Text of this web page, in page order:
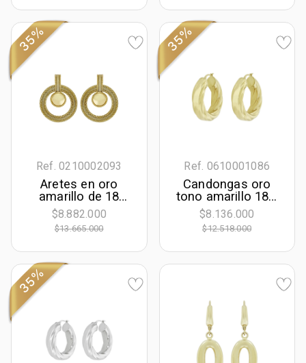
35%
Ref. 0210002093
Aretes en oro
amarillo de 18
Kilates con visos,
Figuras
geométricas
$8.882.000
$13.665.000
35%
Ref. 0610001086
Candongas oro
tono amarillo 18k,
liso
$8.136.000
$12.518.000
35%